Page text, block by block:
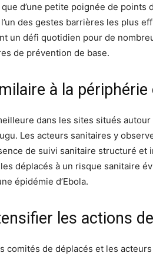
d’une petite poignée de points
des gestes barrières les plus
un défi quotidien pour de
de prévention de base.
à la périphérie
dans les sites situés
Les acteurs sanitaires y
de suivi sanitaire structuré et
déplacés à un risque sanitaire
épidémie d’Ebola.
les actions
comités de déplacés et les